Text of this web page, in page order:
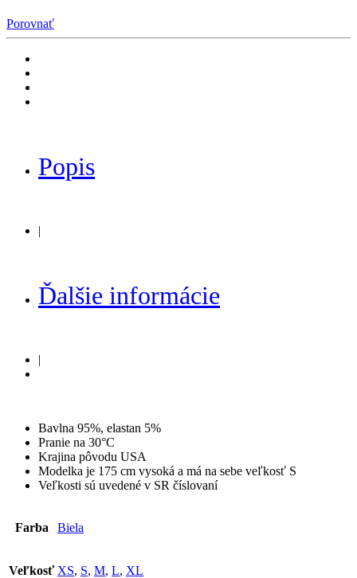
Porovnať
Popis
|
Ďalšie informácie
|
Bavlna 95%, elastan 5%
Pranie na 30°C
Krajina pôvodu USA
Modelka je 175 cm vysoká a má na sebe veľkosť S
Veľkosti sú uvedené v SR číslovaní
Farba Biela
Veľkosť XS, S, M, L, XL